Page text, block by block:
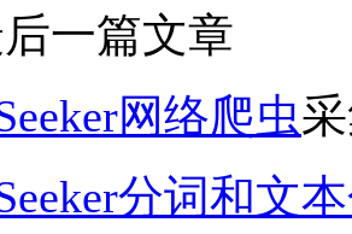
一篇文章
网络爬虫
分词和文